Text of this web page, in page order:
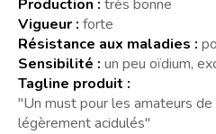
Production : très bonne
Vigueur : forte
Résistance aux maladies :
Sensibilité : un peu oïdium,
Tagline produit :
"Un must pour les amateurs
légèrement acidulés"